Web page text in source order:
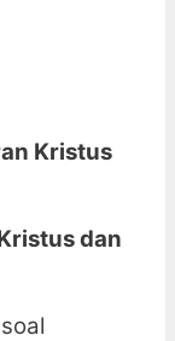
Kristus
dan